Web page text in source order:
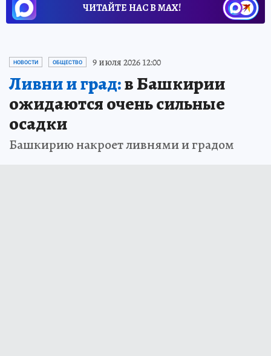
ЧИТАЙТЕ НАС В МАХ!
НОВОСТИ ОБЩЕСТВО 9 июля 2026 12:00
Ливни и град:в Башкирии
ожидаются очень сильные
осадки
Башкирию накроет ливнями и градом